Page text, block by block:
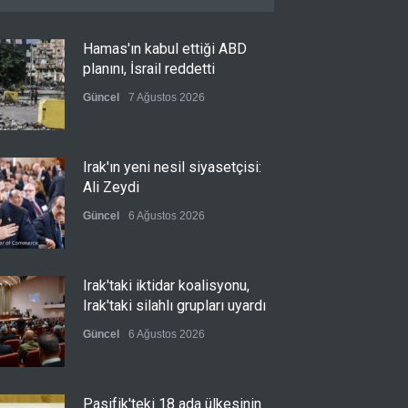
Hamas'ın kabul ettiği ABD
planını, İsrail reddetti
Güncel 7 Ağustos 2026
Irak'ın yeni nesil siyasetçisi:
Ali Zeydi
Güncel 6 Ağustos 2026
Irak'taki iktidar koalisyonu,
Irak'taki silahlı grupları uyardı
Güncel 6 Ağustos 2026
Pasifik'teki 18 ada ülkesinin